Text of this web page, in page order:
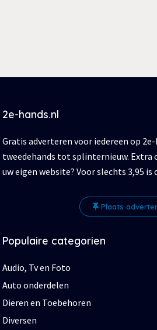
2e-hands.nl
Gratis adverteren voor iedereen op
tweedehands tot splinternieuw. Extra
uw eigen website? Voor slechts 3,95 is
Plaats
Populaire categorien
Audio, Tv en Foto
Auto onderdelen
Dieren en Toebehoren
Diversen